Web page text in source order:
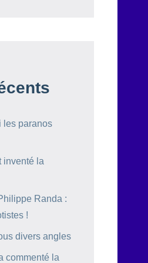
les paranos
inventé la
Randa :
!
divers angles
commenté la